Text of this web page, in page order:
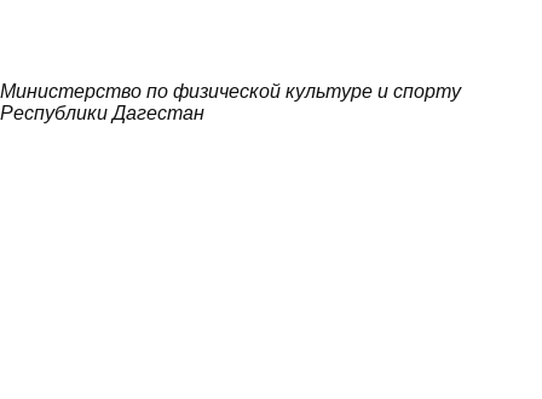
Министерство по физической культуре и спорту
Республики Дагестан